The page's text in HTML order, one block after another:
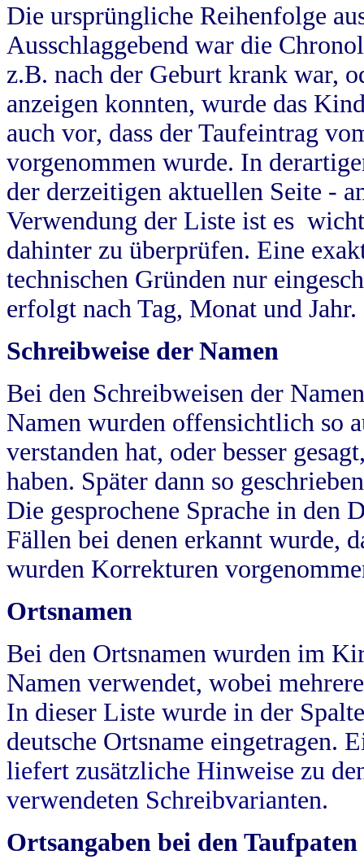
Die ursprüngliche Reihenfolge
Ausschlaggebend war die
z.B. nach der Geburt krank war,
anzeigen konnten, wurde das
auch vor, dass der Taufeintrag
vorgenommen wurde. In
der derzeitigen aktuellen Seite -
Verwendung der Liste ist es
dahinter zu überprüfen. Eine
technischen Gründen nur
erfolgt nach Tag, Monat und Jahr.
Schreibweise der Namen
Bei den Schreibweisen der
Namen wurden offensichtlich so
verstanden hat, oder besser
haben. Später dann so
Die gesprochene Sprache in
Fällen bei denen erkannt wurde,
wurden Korrekturen
Ortsnamen
Bei den Ortsnamen wurden im
Namen verwendet, wobei
In dieser Liste wurde in der
deutsche Ortsname eingetragen.
liefert zusätzliche Hinweise zu
verwendeten Schreibvarianten.
Ortsangaben bei den Taufpaten